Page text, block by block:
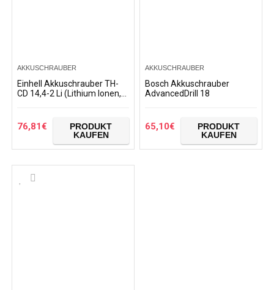
AKKUSCHRAUBER
Einhell Akkuschrauber TH-
CD 14,4-2 Li (Lithium Ionen,
76,81€
PRODUKT
KAUFEN
AKKUSCHRAUBER
Bosch Akkuschrauber
AdvancedDrill 18
65,10€
PRODUKT
KAUFEN